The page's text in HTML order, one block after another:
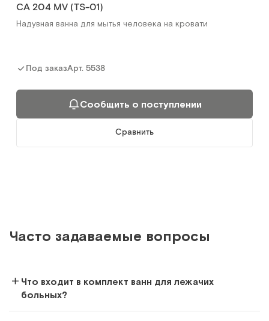
Пластыри противопролежневые гидроколлоидные
Сообщить о поступлении
Каркасная складная ванна
Под заказАрт.20290
CA 204 MV (TS-01)
Надувная ванна для мытья человека на кровати
Под заказАрт. 5538
Сообщить о поступлении
Сравнить
Часто задаваемые вопросы
Что входит в комплект ванн для лежачих
больных?